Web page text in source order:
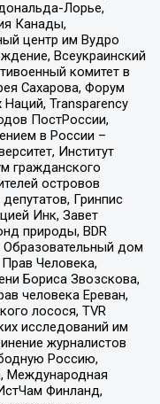
Лорье,
Канады,
центр им Вудро
Всеукраинский
комитет в
Сахарова, Форум
Transparеncy
ПостРоссии,
в России –
Институт
гражданского
островов
Гринпис
Инк, Завет
природы, BDR
Образовательный дом
Человека,
Бориса Звозскова,
человека Ереван,
лосося, TVR
исследований им
журналистов
Россию,
Международная
Финланд,